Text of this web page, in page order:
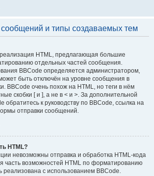
и типы создаваемых тем
HTML, предлагающая большие
отдельных частей сообщения.
BBCode определяется администратором,
быть отключён на уровне сообщения в
BBCode очень похож на HTML, но теги в нём
скобки [ и ], а не в < и >. За дополнительной
к руководству по BBCode, ссылка на
отправки сообщений.
HTML?
невозможны отправка и обработка HTML-кода
часть возможностей HTML по форматированию
с использованием BBCode.